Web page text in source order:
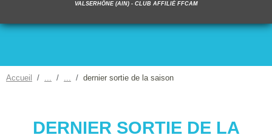
VALSERHÔNE (AIN) - CLUB AFFILIÉ FFCAM
Accueil dernier sortie de la saison
DERNIER SORTIE DE LA